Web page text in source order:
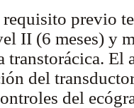
previo
II (6 meses) y
transtorácica. El
del
del